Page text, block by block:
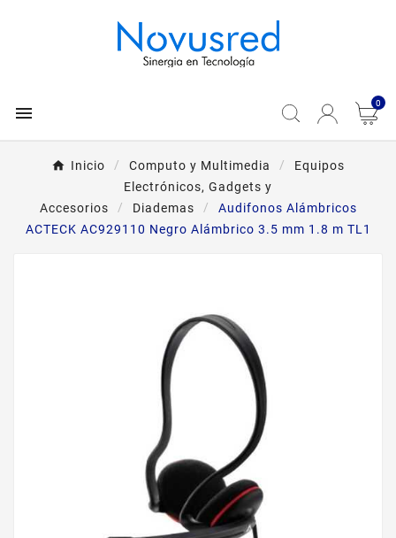
 0
Inicio Computo y Multimedia
Equipos
Electrónicos, Gadgets y
Accesorios
Diademas
Audifonos Alámbricos
ACTECK AC929110 Negro Alámbrico 3.5 mm 1.8 m TL1